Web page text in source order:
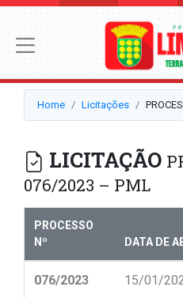
Home Licitações
LICITAÇÃO
076/2023 – PML
PROCESSO
Nº
DATA DE
076/2023 15/01/